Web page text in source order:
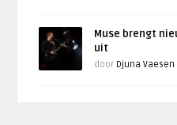
Muse brengt
uit
door Djuna Vaesen